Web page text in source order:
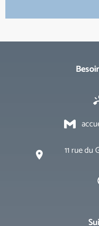
place 11 rue du